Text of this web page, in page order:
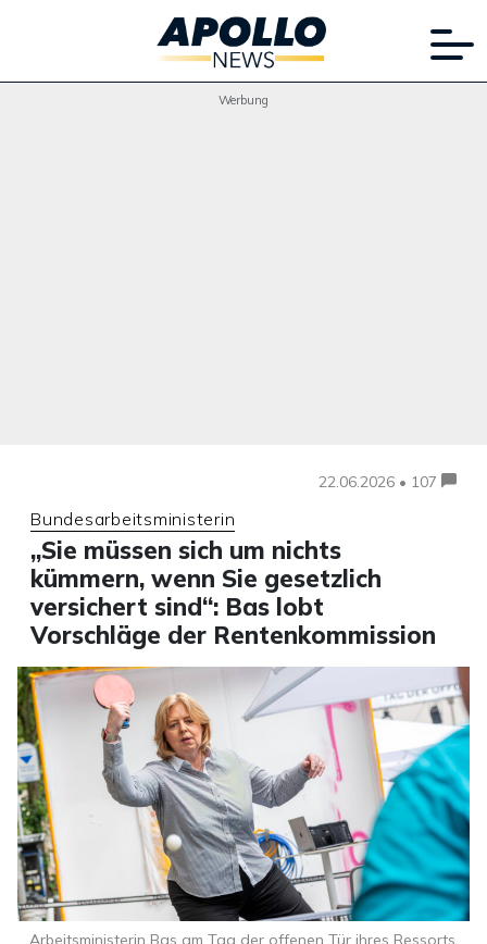
Werbung
22.06.2026 • 107
Bundesarbeitsministerin
„Sie müssen sich um nichts
kümmern, wenn Sie gesetzlich
versichert sind“: Bas lobt
Vorschläge der Rentenkommission
Arbeitsministerin Bas am Tag der offenen Tür ihres Ressorts.